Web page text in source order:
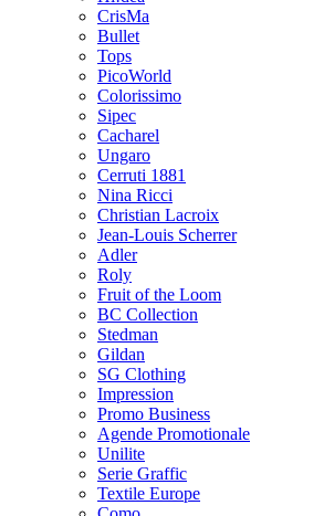
CrisMa
Bullet
Tops
PicoWorld
Colorissimo
Sipec
Cacharel
Ungaro
Cerruti 1881
Nina Ricci
Christian Lacroix
Jean-Louis Scherrer
Adler
Roly
Fruit of the Loom
BC Collection
Stedman
Gildan
SG Clothing
Impression
Promo Business
Agende Promotionale
Unilite
Serie Graffic
Textile Europe